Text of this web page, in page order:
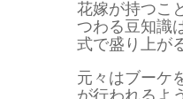
花嫁が持つこ
つわる豆知識
式で盛り上が
元々はブーケ
が行われるよ